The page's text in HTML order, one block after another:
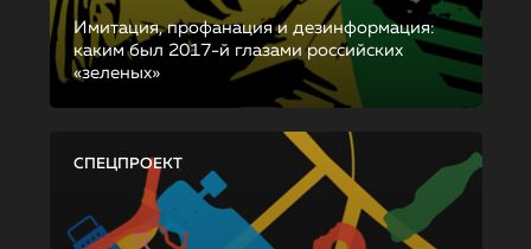
Имитация, профанация и дезинформация:
каким был 2017-й глазами российских
«зеленых»
СПЕЦПРОЕКТ